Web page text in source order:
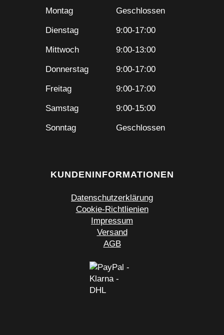
Montag Geschlossen
Dienstag 9:00-17:00
Mittwoch 9:00-13:00
Donnerstag 9:00-17:00
Freitag 9:00-17:00
Samstag 9:00-15:00
Sonntag Geschlossen
KUNDENINFORMATIONEN
Datenschutzerklärung
Cookie-Richtlienien
Impressum
Versand
AGB